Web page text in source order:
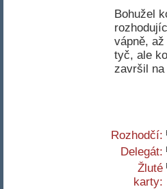
Bohužel
vápně,
tyč, ale
završil na
Rozhodčí:
Delegát:
Žluté
karty: